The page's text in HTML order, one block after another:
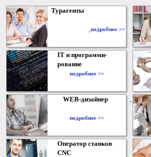
Турагенты
подробнее >>
IT и программи-
рование
подробнее >>
WEB-дизайнер
подробнее >>
Оператор станков
CNC